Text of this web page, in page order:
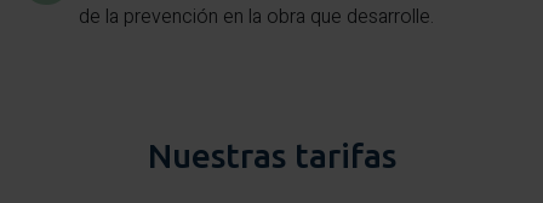
de la prevención en la obra que desarrolle.
Nuestras tarifas